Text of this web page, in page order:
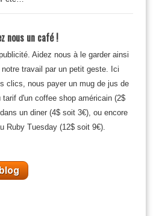
nous un café !
Aidez nous à le garder ainsi
travail par un petit geste. Ici
clics, nous payer un mug de jus de
d'un coffee shop américain (2$
un diner (4$ soit 3€), ou encore
Ruby Tuesday (12$ soit 9€).